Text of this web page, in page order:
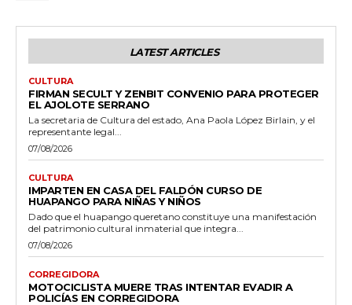
LATEST ARTICLES
CULTURA
FIRMAN SECULT Y ZENBIT CONVENIO PARA PROTEGER
EL AJOLOTE SERRANO
La secretaria de Cultura del estado, Ana Paola López Birlain, y el
representante legal...
07/08/2026
CULTURA
IMPARTEN EN CASA DEL FALDÓN CURSO DE
HUAPANGO PARA NIÑAS Y NIÑOS
Dado que el huapango queretano constituye una manifestación
del patrimonio cultural inmaterial que integra...
07/08/2026
CORREGIDORA
MOTOCICLISTA MUERE TRAS INTENTAR EVADIR A
POLICÍAS EN CORREGIDORA